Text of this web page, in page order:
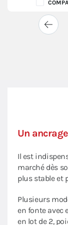
Un
Il est
marché dès
plus stable et
Plusieurs
en fonte avec
en lot de 2,